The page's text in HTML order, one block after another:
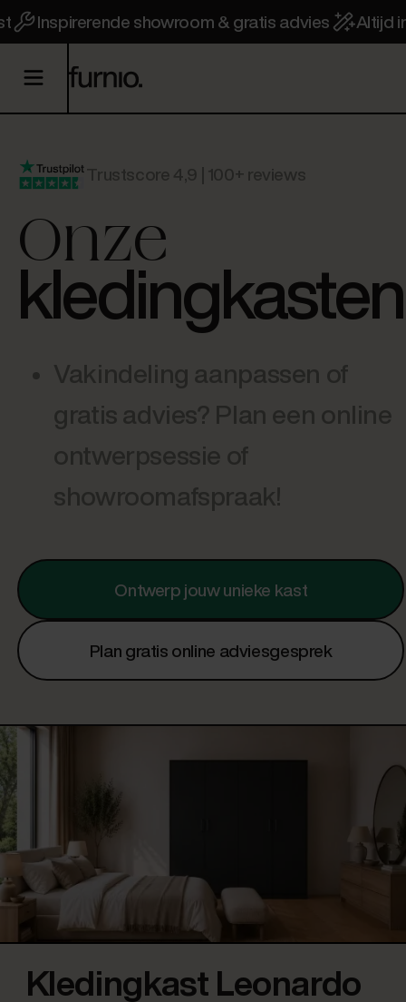
Inspirerende showroom & gratis advies Altijd
Trustscore 4,9 | 100+ reviews
Onze
kledingkasten
Vakindeling aanpassen of
gratis advies? Plan een online
ontwerpsessie of
showroomafspraak!
Ontwerp jouw unieke kast
Plan gratis online adviesgesprek
Kledingkast Leonardo